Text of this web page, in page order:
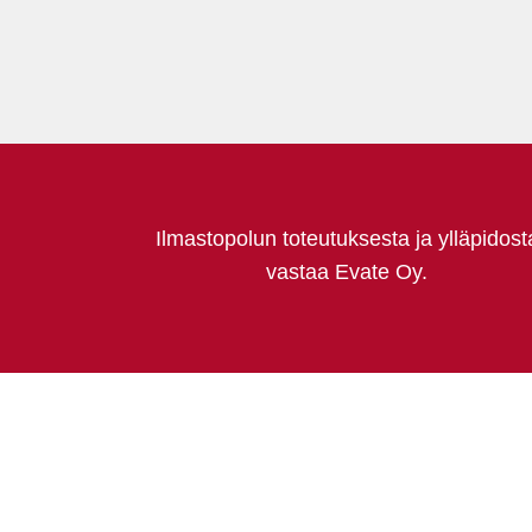
Ilmastopolun toteutuksesta ja
vastaa Evate Oy.